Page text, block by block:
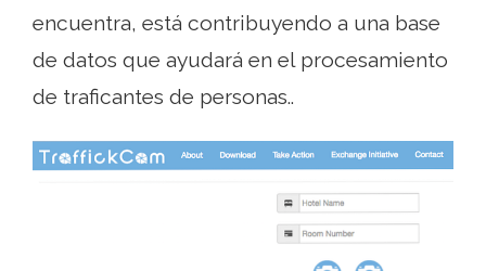
encuentra, está contribuyendo a una base
de datos que ayudará en el procesamiento
de traficantes de personas..